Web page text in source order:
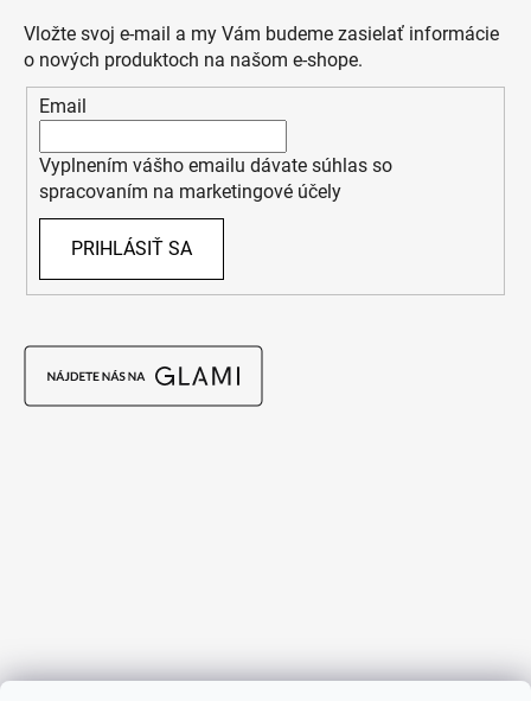
Vložte svoj e-mail a my Vám budeme zasielať informácie
o nových produktoch na našom e-shope.
Email
Vyplnením vášho emailu dávate súhlas so
spracovaním na marketingové účely
PRIHLÁSIŤ SA